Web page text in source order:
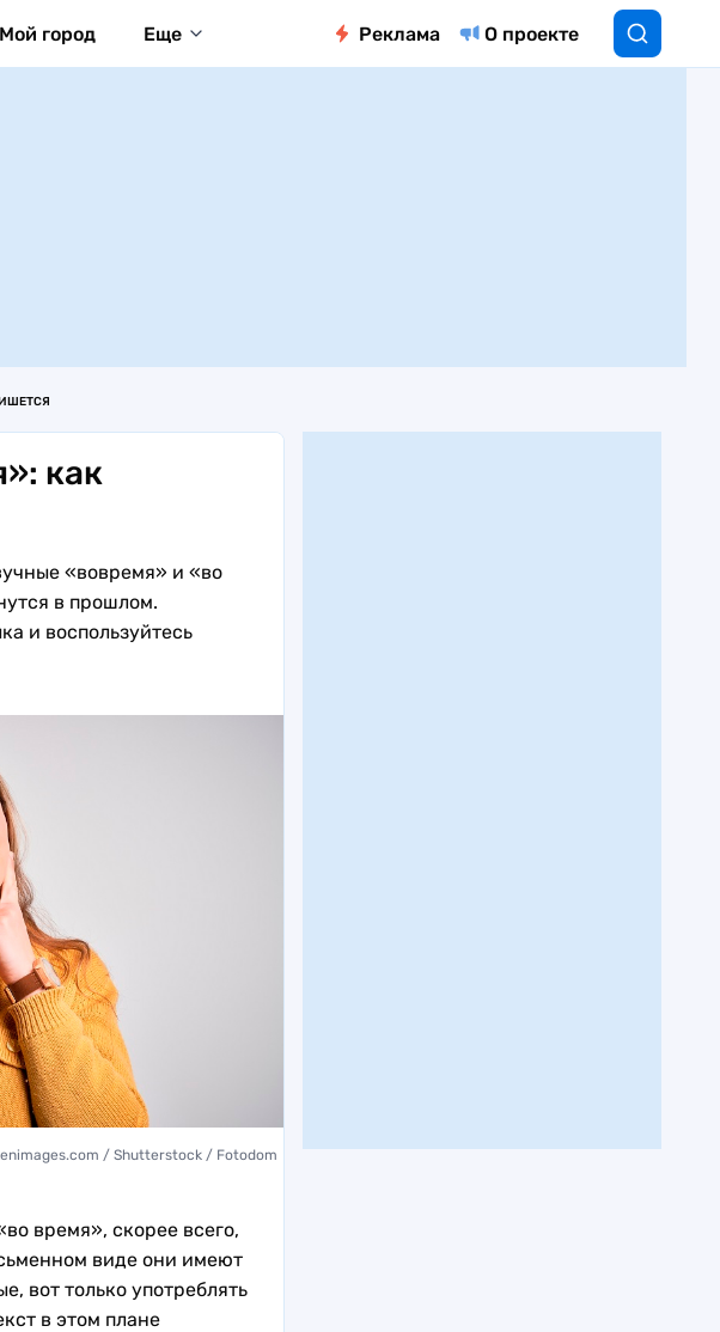
Мой город Еще Реклама О проекте
как
«вовремя» и «во
в прошлом.
и воспользуйтесь
/ Shutterstock / Fotodom
время», скорее всего,
виде они имеют
вот только употреблять
в этом плане